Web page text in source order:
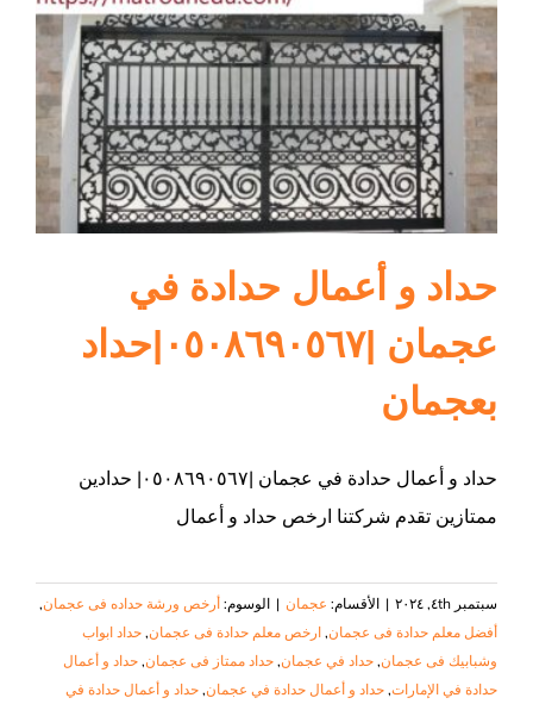
ام القيوين
حداد و أعمال حدادة في
عجمان |٠٥٠٨٦٩٠٥٦٧|حداد
بعجمان
حداد و أعمال حدادة في عجمان |٠٥٠٨٦٩٠٥٦٧| حدادين
ممتازين تقدم شركتنا ارخص حداد و أعمال
سبتمبر ٤th, ٢٠٢٤ | الأقسام: عجمان | الوسوم: أرخص ورشة حداده فى عجمان,
أفضل معلم حدادة فى عجمان, ارخص معلم حدادة فى عجمان, حداد ابواب
وشبابيك فى عجمان, حداد في عجمان, حداد ممتاز فى عجمان, حداد و أعمال
حدادة في الإمارات, حداد و أعمال حدادة في عجمان, حداد و أعمال حدادة في